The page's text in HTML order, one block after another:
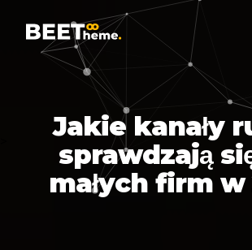
Jakie kanały
sprawdzają
małych firm w